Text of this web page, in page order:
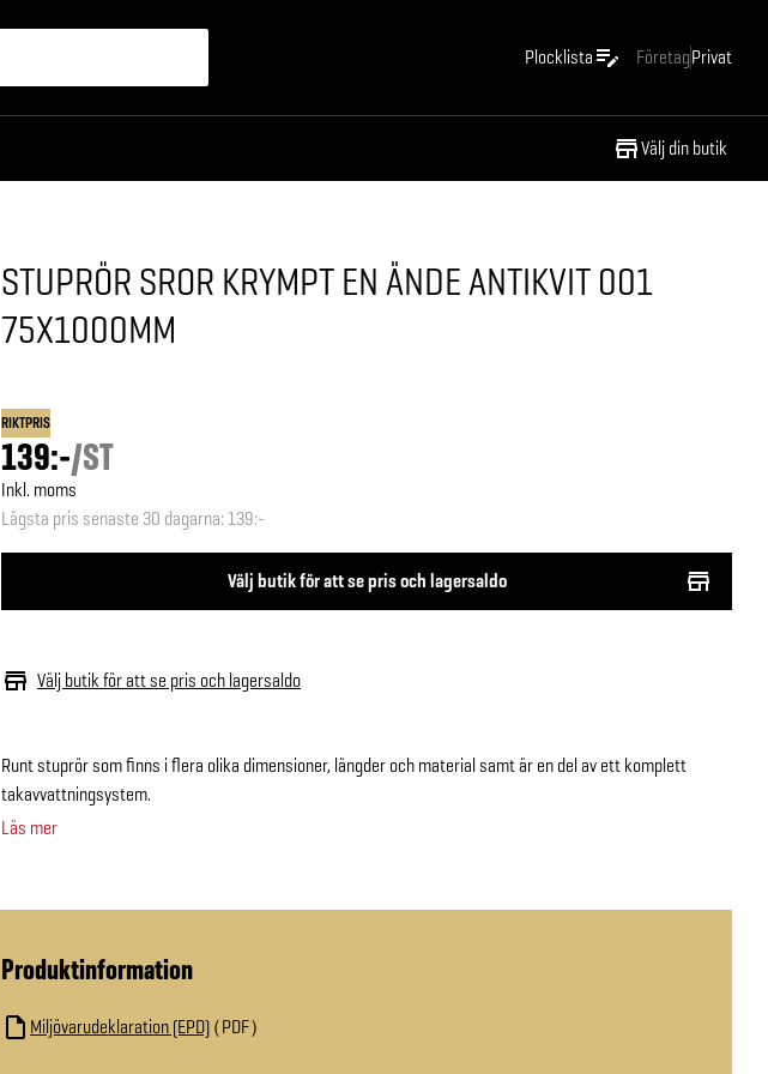
Plocklista FöretagPrivat
Välj din butik
STUPRÖR SROR KRYMPT EN ÄNDE ANTIKVIT 001
75X1000MM
RIKTPRIS
139:-/ST
Inkl. moms
Lägsta pris senaste 30 dagarna: 139:-
Välj butik för att se pris och lagersaldo
Välj butik för att se pris och lagersaldo
Runt stuprör som finns i flera olika dimensioner, längder och material samt är en del av ett komplett
takavvattningsystem.
Läs mer
Produktinformation
Miljövarudeklaration (EPD) PDF